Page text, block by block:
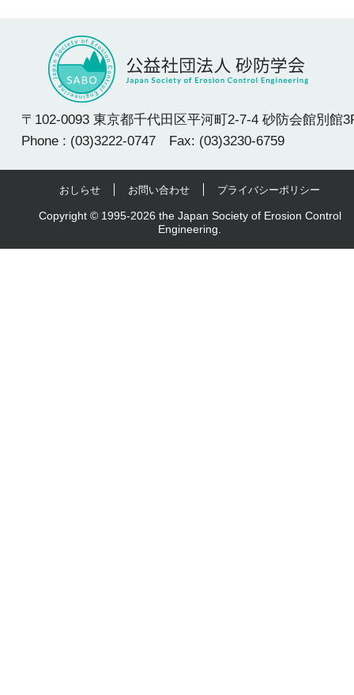
〒102-0093 東京都千代田区平河町2-7-4 砂防会館別館
Phone : (03)3222-0747 Fax: (03)3230-6759
おしらせ お問い合わせ プライバシーポリシー
Copyright © 1995-2026 the Japan Society of Erosion Control
Engineering.